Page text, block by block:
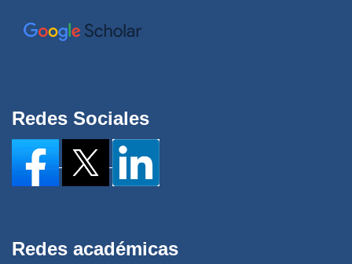
Redes Sociales
Redes académicas